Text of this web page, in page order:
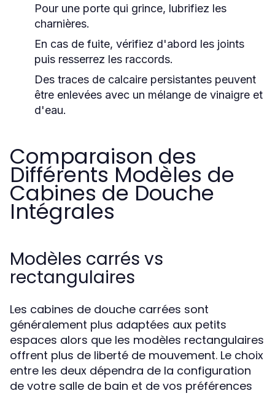
Pour une porte qui grince, lubrifiez les
charnières.
En cas de fuite, vérifiez d'abord les joints
puis resserrez les raccords.
Des traces de calcaire persistantes peuvent
être enlevées avec un mélange de vinaigre et
d'eau.
Comparaison des
Différents Modèles de
Cabines de Douche
Intégrales
Modèles carrés vs
rectangulaires
Les cabines de douche carrées sont
généralement plus adaptées aux petits
espaces alors que les modèles rectangulaires
offrent plus de liberté de mouvement. Le choix
entre les deux dépendra de la configuration
de votre salle de bain et de vos préférences